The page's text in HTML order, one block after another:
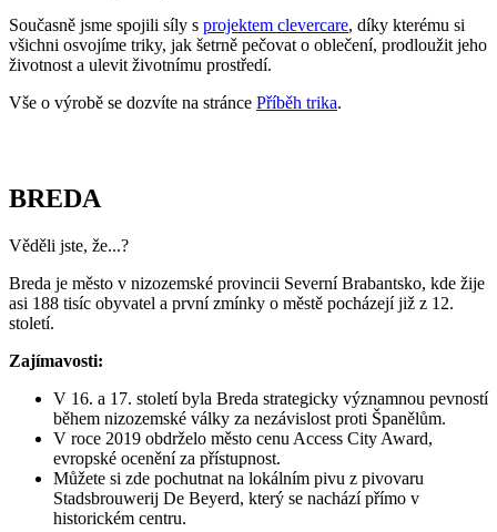
Současně jsme spojili síly s projektem clevercare, díky kterému si
všichni osvojíme triky, jak šetrně pečovat o oblečení, prodloužit jeho
životnost a ulevit životnímu prostředí.
Vše o výrobě se dozvíte na stránce Příběh trika.
BREDA
Věděli jste, že...?
Breda je město v nizozemské provincii Severní Brabantsko, kde žije
asi 188 tisíc obyvatel a první zmínky o městě pocházejí již z 12.
století.
Zajímavosti:
V 16. a 17. století byla Breda strategicky významnou pevností
během nizozemské války za nezávislost proti Španělům.
V roce 2019 obdrželo město cenu Access City Award,
evropské ocenění za přístupnost.
Můžete si zde pochutnat na lokálním pivu z pivovaru
Stadsbrouwerij De Beyerd, který se nachází přímo v
historickém centru.